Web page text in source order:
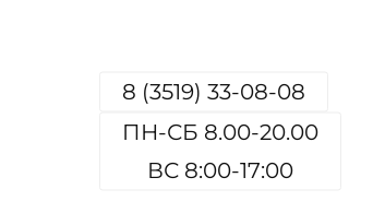
8 (3519) 33-08-08
ПН-СБ 8.00-20.00
ВС 8:00-17:00